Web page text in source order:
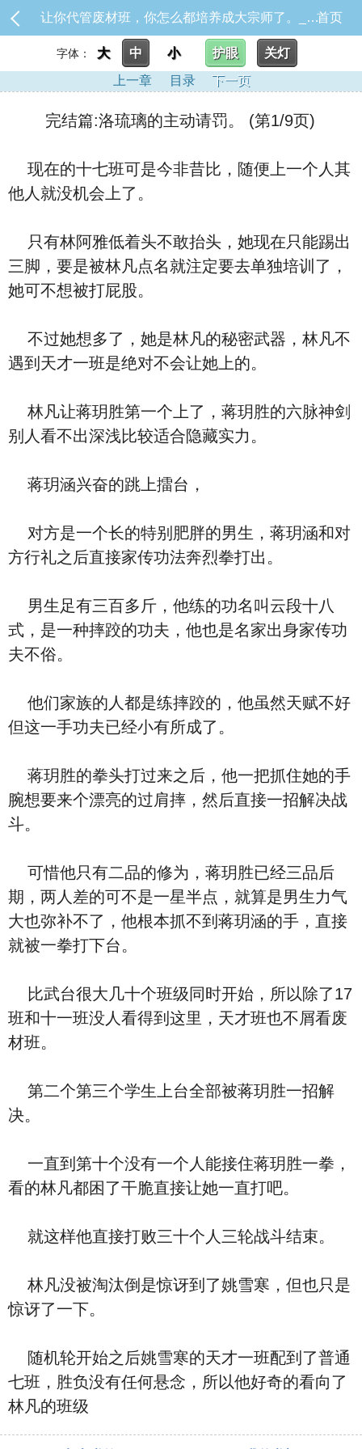
让你代管废材班，你怎么都培养成大宗师了。_完结篇:洛琉璃的主动请罚。首页
字体： 大 中 小 护眼
关灯
上一章
目录 下一页
完结篇:洛琉璃的主动请罚。 (第1/9页)
现在的十七班可是今非昔比，随便上一个人其
他人就没机会上了。
只有林阿雅低着头不敢抬头，她现在只能踢出
三脚，要是被林凡点名就注定要去单独培训了，
她可不想被打屁股。
不过她想多了，她是林凡的秘密武器，林凡不
遇到天才一班是绝对不会让她上的。
林凡让蒋玥胜第一个上了，蒋玥胜的六脉神剑
别人看不出深浅比较适合隐藏实力。
蒋玥涵兴奋的跳上擂台，
对方是一个长的特别肥胖的男生，蒋玥涵和对
方行礼之后直接家传功法奔烈拳打出。
男生足有三百多斤，他练的功名叫云段十八
式，是一种摔跤的功夫，他也是名家出身家传功
夫不俗。
他们家族的人都是练摔跤的，他虽然天赋不好
但这一手功夫已经小有所成了。
蒋玥胜的拳头打过来之后，他一把抓住她的手
腕想要来个漂亮的过肩摔，然后直接一招解决战
斗。
可惜他只有二品的修为，蒋玥胜已经三品后
期，两人差的可不是一星半点，就算是男生力气
大也弥补不了，他根本抓不到蒋玥涵的手，直接
就被一拳打下台。
比武台很大几十个班级同时开始，所以除了17
班和十一班没人看得到这里，天才班也不屑看废
材班。
第二个第三个学生上台全部被蒋玥胜一招解
决。
一直到第十个没有一个人能接住蒋玥胜一拳，
看的林凡都困了干脆直接让她一直打吧。
就这样他直接打败三十个人三轮战斗结束。
林凡没被淘汰倒是惊讶到了姚雪寒，但也只是
惊讶了一下。
随机轮开始之后姚雪寒的天才一班配到了普通
七班，胜负没有任何悬念，所以他好奇的看向了
林凡的班级